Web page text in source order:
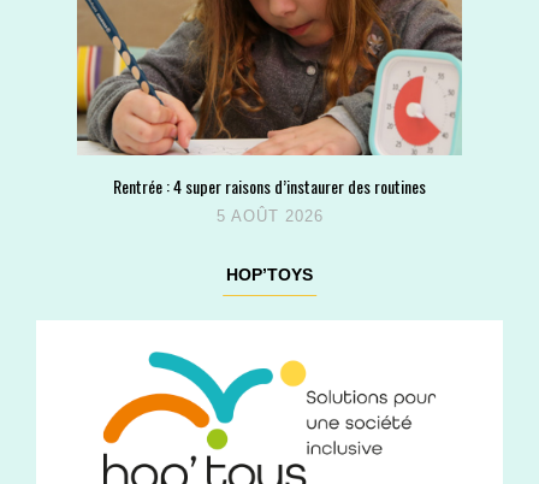
Rentrée : 4 super raisons d’instaurer des routines
5 AOÛT 2026
HOP’TOYS